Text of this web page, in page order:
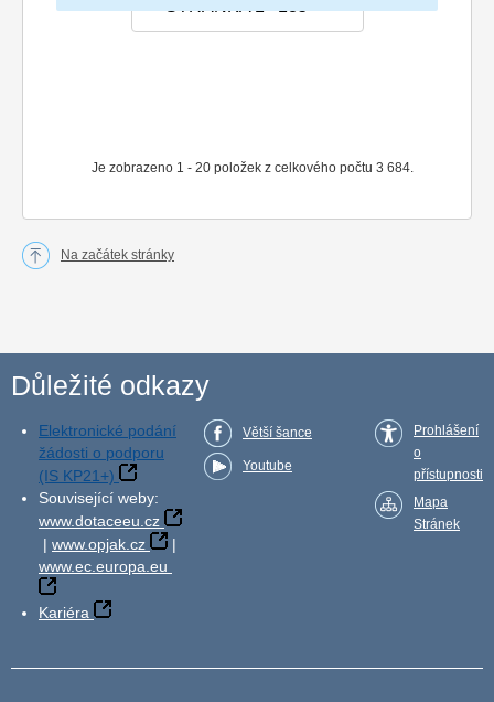
Je zobrazeno 1 - 20 položek z celkového počtu 3 684.
Na začátek stránky
Důležité odkazy
Elektronické podání
žádosti o podporu
(IS KP21+)
Související weby:
www.dotaceeu.cz
| www.opjak.cz
|
www.ec.europa.eu
Kariéra
Větší šance
Youtube
Prohlášení
o
přístupnosti
Mapa
Stránek